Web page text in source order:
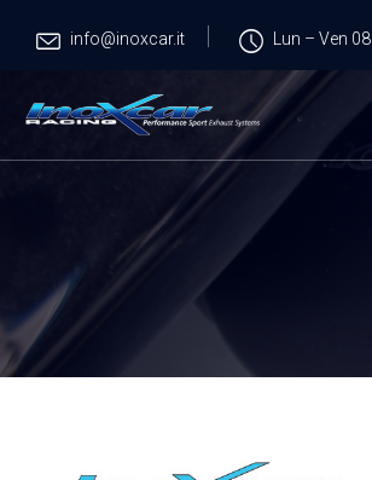
info@inoxcar.it Lun – Ven